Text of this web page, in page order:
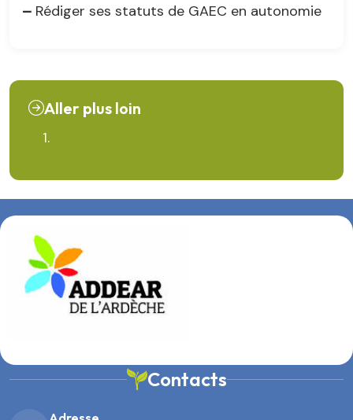
– Rédiger ses statuts de GAEC en autonomie
Aller plus loin
Contacts